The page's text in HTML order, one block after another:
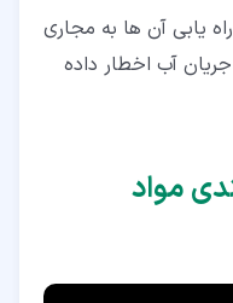
یابی آن‌ ها به مجاری
آب اخطار داده
مواد